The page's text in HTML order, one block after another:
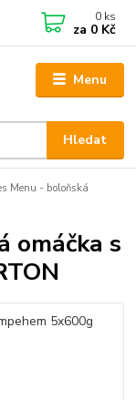
Menu
Hledat
0 ks
za 0 Kč
Menu - boloňská
omáčka s